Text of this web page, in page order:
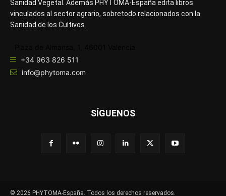
Sanidad Vegetal. Además PHYTOMA-España edita libros
vinculados al sector agrario, sobretodo relacionados con la
Sanidad de los Cultivos.
+34 963 826 511
info@phytoma.com
SÍGUENOS
© 2026 PHYTOMA-España. Todos los derechos reservados.